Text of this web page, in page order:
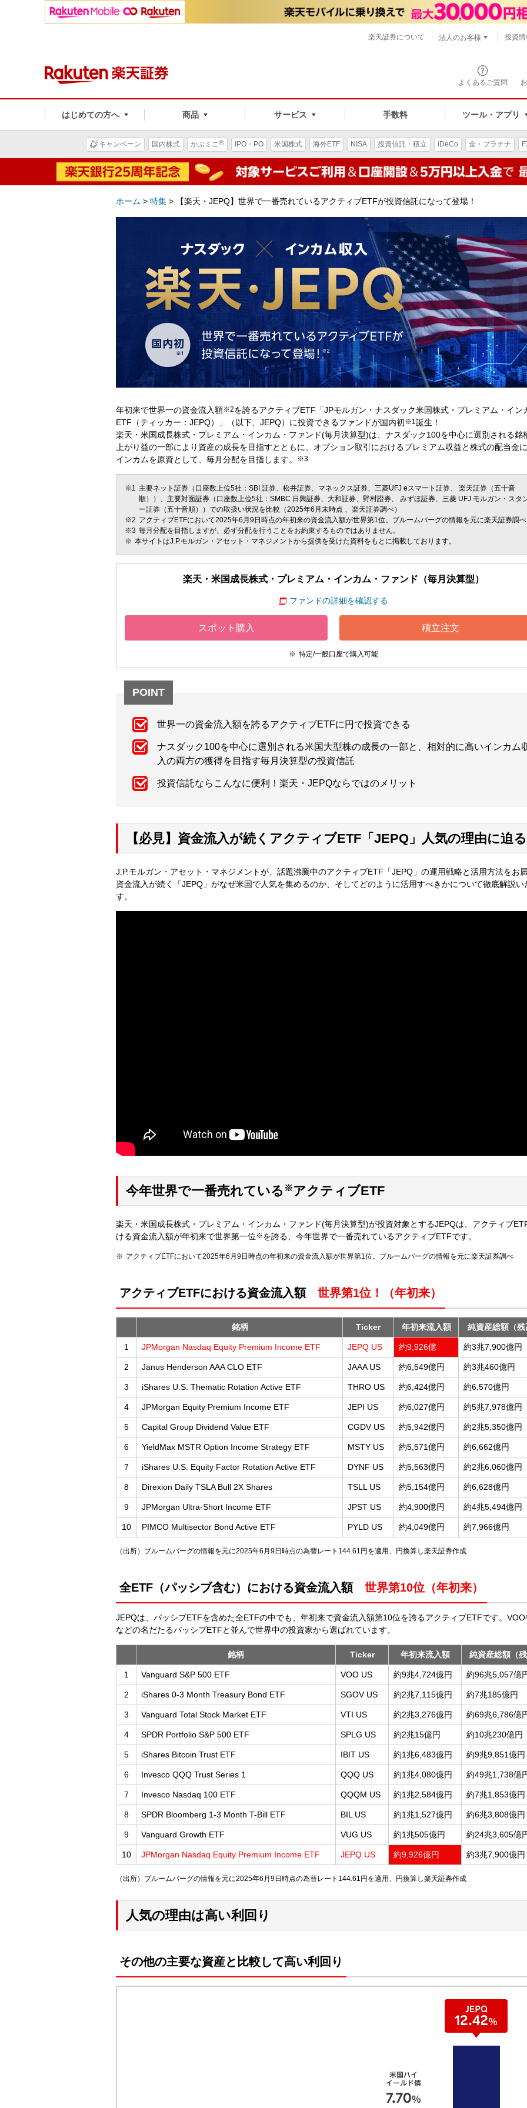
よくあるご質問
はじめての方へ 商品 サービス 手数料 ツール・アプリ
楽天証券について 法人のお客様 投資
キャンペーン 国内株式 かぶミニ® IPO・PO 米国株式 海外ETF NISA 投資信託・積立 iDeCo 金・プラチナ
ホーム > 特集 > 【楽天・JEPQ】世界で一番売れているアクティブETFが投資信託になって登場！
年初来で世界一の資金流入額※2を誇るアクティブETF「JPモルガン・ナスダック米国株式・プレミアム・イン
ETF（ティッカー：JEPQ）」（以下、JEPQ）に投資できるファンドが国内初※1 誕生！
楽天・米国成長株式・プレミアム・インカム・ファンド(毎月決算型)は、ナスダック100を中心に選別される銘
上がり益の一部により資産の成長を目指すとともに、オプション取引におけるプレミアム収益と株式の配当金
インカムを原資として、毎月分配を目指します。
※3
主要ネット証券（口座数上位5社：SBI 証券、松井証券、マネックス証券、三菱UFJ eスマート証券、 楽天証券（五十音
順））、主要対面証券（口座数上位5社：SMBC 日興証券、大和証券、野村證券、 みずほ証券、三菱 UFJ モルガン・スタ
ー証券（五十音順））での取扱い状況を比較（2025年6月末時点 、楽天証券調べ）
アクティブETFにおいて2025年6月9日時点の年初来の資金流入額が世界第1位。ブルームバーグの情報を元に楽天証券調べ
毎月分配を目指しますが、必ず分配を行うことをお約束するものではありません。
本サイトはJ.P.モルガン・アセット・マネジメントから提供を受けた資料をもとに掲載しております。
楽天・米国成長株式・プレミアム・インカム・ファンド（毎月決算型）
ファンドの詳細を確認する
スポット購入 積立注文
特定/一般口座で購入可能
POINT
世界一の資金流入額を誇るアクティブETFに円で投資できる
ナスダック100を中心に選別される米国大型株の成長の一部と、相対的に高いインカム
入の両方の獲得を目指す毎月決算型の投資信託
投資信託ならこんなに便利！楽天・JEPQならではのメリット
【必見】資金流入が続くアクティブETF「JEPQ」人気の理由に迫
J.P.モルガン・アセット・マネジメントが、話題沸騰中のアクティブETF「JEPQ」の運用戦略と活用方法をお
資金流入が続く「JEPQ」がなぜ米国で人気を集めるのか、そしてどのように活用すべきかについて徹底解説い
す。
今年世界で一番売れている ※アクティブETF
楽天・米国成長株式・プレミアム・インカム・ファンド(毎月決算型)が投資対象とするJEPQは、アクティブ
ける資金流入額が年初来で世界第一位※を誇る、今年世界で一番売れているアクティブETFです。
アクティブETFにおいて2025年6月9日時点の年初来の資金流入額が世界第1位。ブルームバーグの情報を元に楽天証券調べ
アクティブETFにおける資金流入額 世界第1位！（年初来）
銘柄 Ticker 年初来流入額 純資産総額（残
1 JPMorgan Nasdaq Equity Premium Income ETF JEPQ US 約9,926億 約3兆7,900億円
2 Janus Henderson AAA CLO ETF JAAA US 約6,549億円 約3兆460億円
3 iShares U.S. Thematic Rotation Active ETF THRO US 約6,424億円 約6,570億円
4 JPMorgan Equity Premium Income ETF JEPI US 約6,027億円 約5兆7,978億円
5 Capital Group Dividend Value ETF CGDV US 約5,942億円 約2兆5,350億円
6 YieldMax MSTR Option Income Strategy ETF MSTY US 約5,571億円 約6,662億円
7 iShares U.S. Equity Factor Rotation Active ETF DYNF US 約5,563億円 約2兆6,060億円
8 Direxion Daily TSLA Bull 2X Shares TSLL US 約5,154億円 約6,628億円
9 JPMorgan Ultra-Short Income ETF JPST US 約4,900億円 約4兆5,494億円
10 PIMCO Multisector Bond Active ETF PYLD US 約4,049億円 約7,966億円
（出所）ブルームバーグの情報を元に2025年6月9日時点の為替レート144.61円を適用、円換算し楽天証券作成
全ETF（パッシブ含む）における資金流入額 世界第10位（年初来）
JEPQは、パッシブETFを含めた全ETFの中でも、年初来で資金流入額第10位を誇るアクティブETFです。
などの名だたるパッシブETFと並んで世界中の投資家から選ばれています。
銘柄 Ticker 年初来流入額 純資産総額（
1 Vanguard S&P 500 ETF VOO US 約9兆4,724億円 約96兆5,057億
2 iShares 0-3 Month Treasury Bond ETF SGOV US 約2兆7,115億円 約7兆185億円
3 Vanguard Total Stock Market ETF VTI US 約2兆3,276億円 約69兆6,786億
4 SPDR Portfolio S&P 500 ETF SPLG US 約2兆15億円 約10兆230億円
5 iShares Bitcoin Trust ETF IBIT US 約1兆6,483億円 約9兆9,851億円
6 Invesco QQQ Trust Series 1 QQQ US 約1兆4,080億円 約49兆1,738億
7 Invesco Nasdaq 100 ETF QQQM US 約1兆2,584億円 約7兆1,853億円
8 SPDR Bloomberg 1-3 Month T-Bill ETF BIL US 約1兆1,527億円 約6兆3,808億円
9 Vanguard Growth ETF VUG US 約1兆505億円 約24兆3,605億
10 JPMorgan Nasdaq Equity Premium Income ETF JEPQ US 約9,926億円 約3兆7,900億円
（出所）ブルームバーグの情報を元に2025年6月9日時点の為替レート144.61円を適用、円換算し楽天証券作成
人気の理由は高い利回り
その他の主要な資産と比較して高い利回り